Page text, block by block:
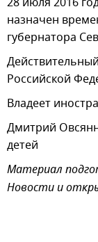
назначен
губернатора
Российской
Владеет
Дмитрий
детей
Материал
Новости и